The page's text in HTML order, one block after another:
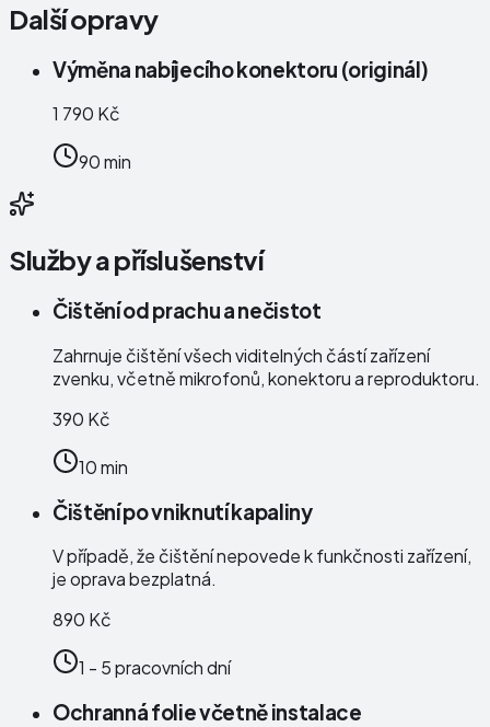
Další opravy
Výměna nabíjecího konektoru (originál)
1 790 Kč
90 min
Služby a příslušenství
Čištění od prachu a nečistot
Zahrnuje čištění všech viditelných částí zařízení
zvenku, včetně mikrofonů, konektoru a reproduktoru.
390 Kč
10 min
Čištění po vniknutí kapaliny
V případě, že čištění nepovede k funkčnosti zařízení,
je oprava bezplatná.
890 Kč
1 - 5 pracovních dní
Ochranná folie včetně instalace